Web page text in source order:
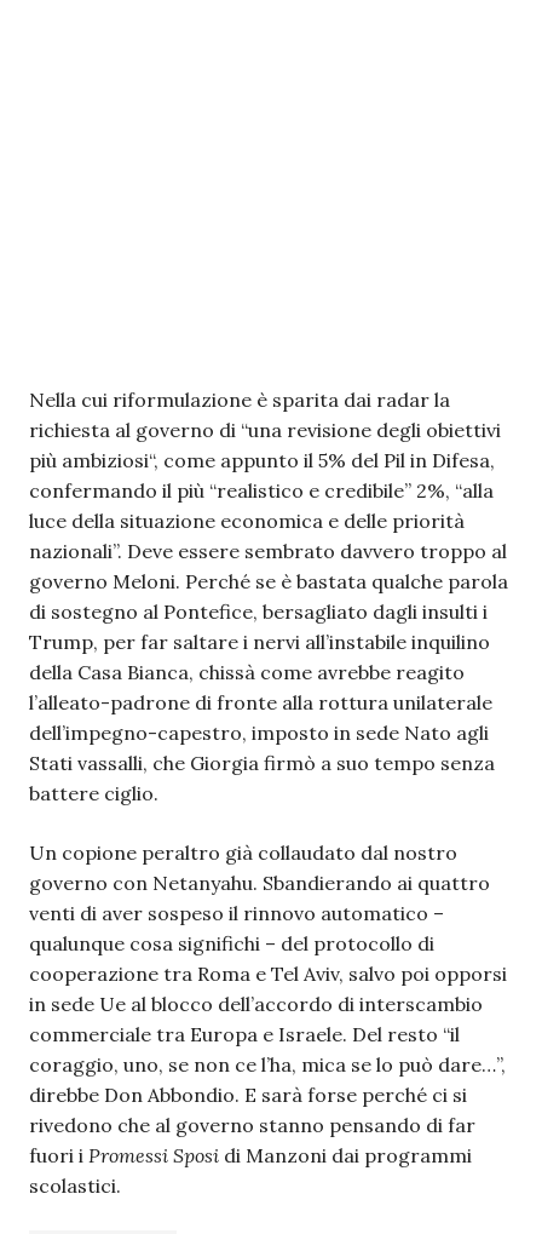
Nella cui riformulazione è sparita dai radar la
richiesta al governo di “una revisione degli obiettivi
più ambiziosi“, come appunto il 5% del Pil in Difesa,
confermando il più “realistico e credibile” 2%, “alla
luce della situazione economica e delle priorità
nazionali”. Deve essere sembrato davvero troppo al
governo Meloni. Perché se è bastata qualche parola
di sostegno al Pontefice, bersagliato dagli insulti i
Trump, per far saltare i nervi all’instabile inquilino
della Casa Bianca, chissà come avrebbe reagito
l’alleato-padrone di fronte alla rottura unilaterale
dell’impegno-capestro, imposto in sede Nato agli
Stati vassalli, che Giorgia firmò a suo tempo senza
battere ciglio.
Un copione peraltro già collaudato dal nostro
governo con Netanyahu. Sbandierando ai quattro
venti di aver sospeso il rinnovo automatico –
qualunque cosa significhi – del protocollo di
cooperazione tra Roma e Tel Aviv, salvo poi opporsi
in sede Ue al blocco dell’accordo di interscambio
commerciale tra Europa e Israele. Del resto “il
coraggio, uno, se non ce l’ha, mica se lo può dare…”,
direbbe Don Abbondio. E sarà forse perché ci si
rivedono che al governo stanno pensando di far
fuori i Promessi Sposi di Manzoni dai programmi
scolastici.